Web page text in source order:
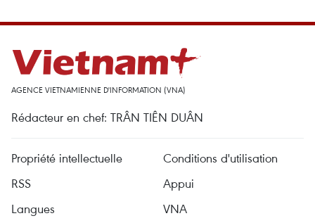
AGENCE VIETNAMIENNE D'INFORMATION (VNA)
Rédacteur en chef: TRÂN TIÊN DUÂN
Propriété intellectuelle
Conditions d'utilisation
RSS
Appui
Langues
VNA